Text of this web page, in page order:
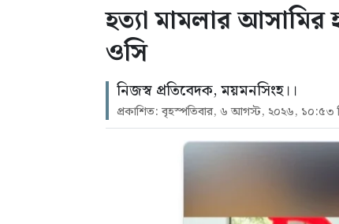
হত্যা মামলার
ওসি
নিজস্ব প্রতিবেদক, ময়মনসিংহ।।
প্রকাশিত: বৃহস্পতিবার, ৬ আগস্ট, ২০২৬, ১০:৫৩